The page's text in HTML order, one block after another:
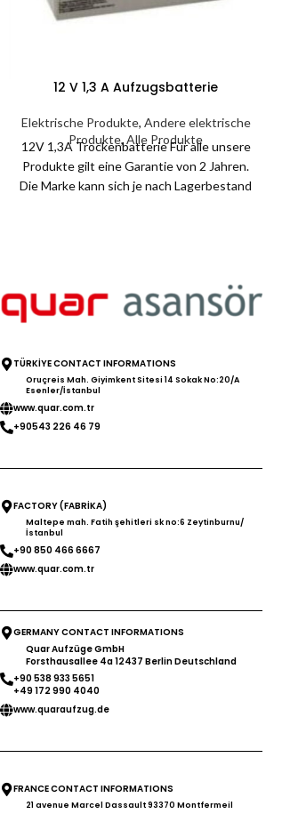
12 V 1,3 A Aufzugsbatterie
Elektrische Produkte, Andere elektrische
Produkte,Alle Produkte
12V 1,3A Trockenbatterie Für alle unsere
Produkte gilt eine Garantie von 2 Jahren.
Die Marke kann sich je nach Lagerbestand
TÜRKİYE CONTACT INFORMATIONS
Oruçreis Mah. Giyimkent Sitesi 14 Sokak No:20/A
Esenler/İstanbul
www.quar.com.tr
+90543 226 46 79
FACTORY (FABRİKA)
Maltepe mah. Fatih şehitleri sk no:6 Zeytinburnu/
İstanbul
+90 850 466 6667
www.quar.com.tr
GERMANY CONTACT INFORMATIONS
Quar Aufzüge GmbH
Forsthausallee 4a 12437 Berlin Deutschland
+90 538 933 5651
+49 172 990 4040
www.quaraufzug.de
FRANCE CONTACT INFORMATIONS
21 avenue Marcel Dassault 93370 Montfermeil